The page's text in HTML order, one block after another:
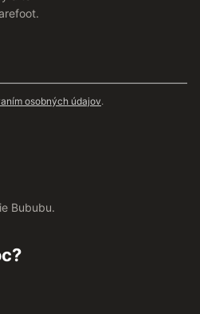
osobných údajov.
Bububu.